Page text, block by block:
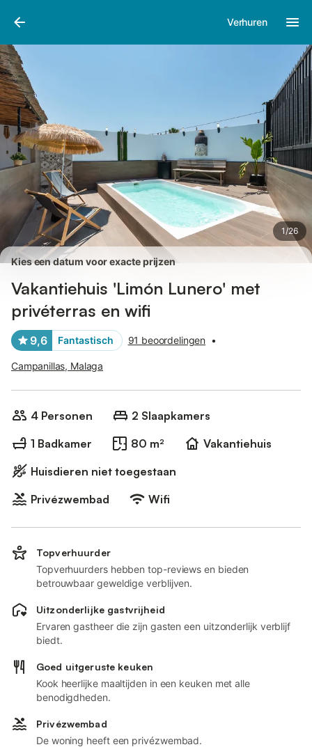
Verhuren
1/26
Afbeeldingen
Kies een datum voor exacte prijzen
Vakantiehuis 'Limón Lunero' met
privéterras en wifi
9,6 Fantastisch 91 beoordelingen •
Campanillas, Malaga
4 Personen
2 Slaapkamers
1 Badkamer
80 m²
Vakantiehuis
Huisdieren niet toegestaan
Privézwembad
Wifi
Topverhuurder
Topverhuurders hebben top-reviews en bieden
betrouwbaar geweldige verblijven.
Uitzonderlijke gastvrijheid
Ervaren gastheer die zijn gasten een uitzonderlijk verblijf
biedt.
Goed uitgeruste keuken
Kook heerlijke maaltijden in een keuken met alle
benodigdheden.
Privézwembad
De woning heeft een privézwembad.